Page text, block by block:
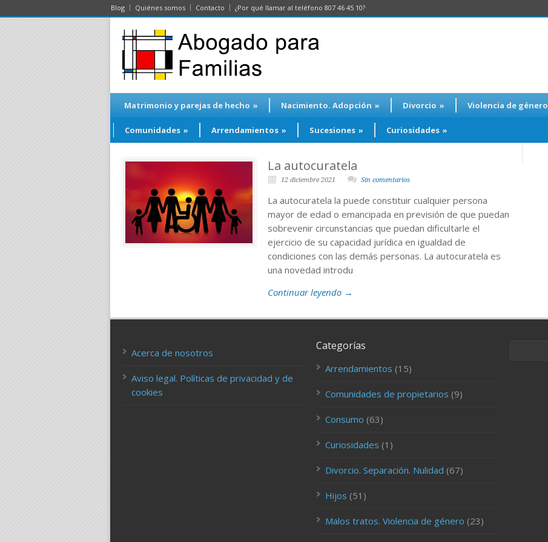
Blog Quiénes somos Contacto ¿Por qué llamar al teléfono 807 46 45 10?
Matrimonio y parejas de hecho » Nacimiento. Adopción » Divorcio » Violencia de género
Comunidades » Arrendamientos » Sucesiones » Curiosidades »
La autocuratela
12 diciembre 2021 Sin comentarios
La autocuratela la puede constituir cualquier persona
mayor de edad o emancipada en previsión de que puedan
sobrevenir circunstancias que puedan dificultarle el
ejercicio de su capacidad jurídica en igualdad de
condiciones con las demás personas. La autocuratela es
una novedad introdu
Continuar leyendo →
Acerca de nosotros
Aviso legal. Políticas de privacidad y de
cookies
Categorías
Arrendamientos (15)
Comunidades de propietarios (9)
Consumo (63)
Curiosidades (1)
Divorcio. Separación. Nulidad (67)
Hijos (51)
Malos tratos. Violencia de género (23)